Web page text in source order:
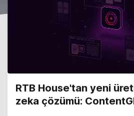
RTB House'tan yeni
zeka çözümü: